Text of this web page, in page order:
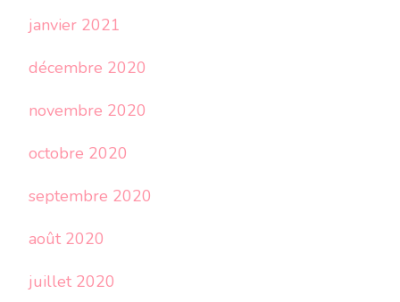
janvier 2021
décembre 2020
novembre 2020
octobre 2020
septembre 2020
août 2020
juillet 2020